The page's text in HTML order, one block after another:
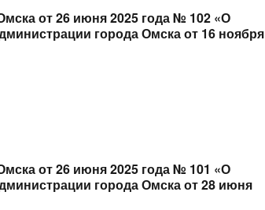
от 26 июня 2025 года № 102 «О
города Омска от 16 ноября
от 26 июня 2025 года № 101 «О
города Омска от 28 июня